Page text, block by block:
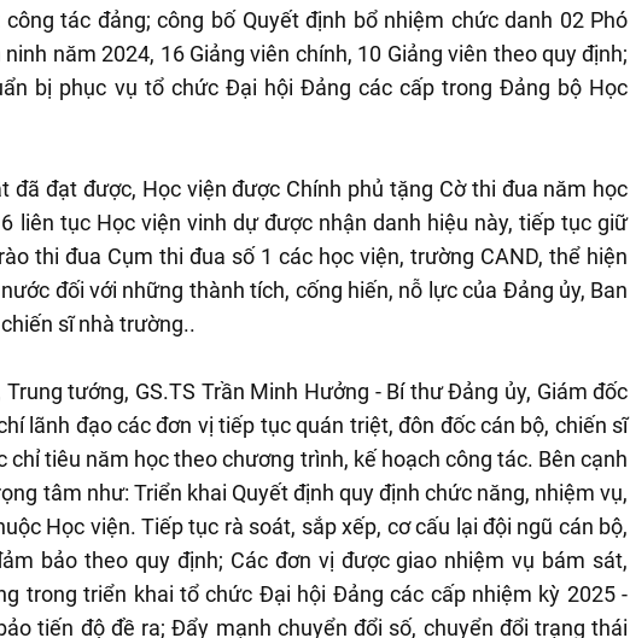
tác đảng; công bố Quyết định bổ nhiệm chức danh 02 Phó
năm 2024, 16 Giảng viên chính, 10 Giảng viên theo quy định;
bị phục vụ tổ chức Đại hội Đảng các cấp trong Đảng bộ Học
đã đạt được, Học viện được Chính phủ tặng Cờ thi đua năm học
liên tục Học viện vinh dự được nhận danh hiệu này, tiếp tục giữ
thi đua Cụm thi đua số 1 các học viện, trường CAND, thể hiện
đối với những thành tích, cống hiến, nỗ lực của Đảng ủy, Ban
sĩ nhà trường..
tướng, GS.TS Trần Minh Hưởng - Bí thư Đảng ủy, Giám đốc
lãnh đạo các đơn vị tiếp tục quán triệt, đôn đốc cán bộ, chiến sĩ
chỉ tiêu năm học theo chương trình, kế hoạch công tác. Bên cạnh
tâm như: Triển khai Quyết định quy định chức năng, nhiệm vụ,
Học viện. Tiếp tục rà soát, sắp xếp, cơ cấu lại đội ngũ cán bộ,
bảo theo quy định; Các đơn vị được giao nhiệm vụ bám sát,
trong triển khai tổ chức Đại hội Đảng các cấp nhiệm kỳ 2025 -
tiến độ đề ra; Đẩy mạnh chuyển đổi số, chuyển đổi trạng thái